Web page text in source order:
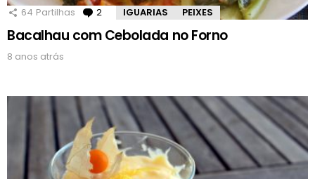
64 Partilhas 2 Comentários
IGUARIAS PEIXES
Bacalhau com Cebolada no Forno
8 anos atrás